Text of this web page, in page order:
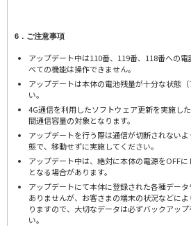
6．ご注意事項
アップデート中は110番、119番、118番への
べての機能は操作できません。
アップデートは本体の電池残量が十分な状態
い。
4G通信を利用したソフトウェア更新を実施し
間通信容量の対象となります。
アップデートを行う際は通信が切断されない
態で、移動せずに実施してください。
アップデート中は、絶対に本体の電源をOFF
となる場合があります。
アップデートにて本体に登録された各種デー
ありませんが、お客さまの端末の状況などに
りますので、大切なデータは必ずバックアッ
い。